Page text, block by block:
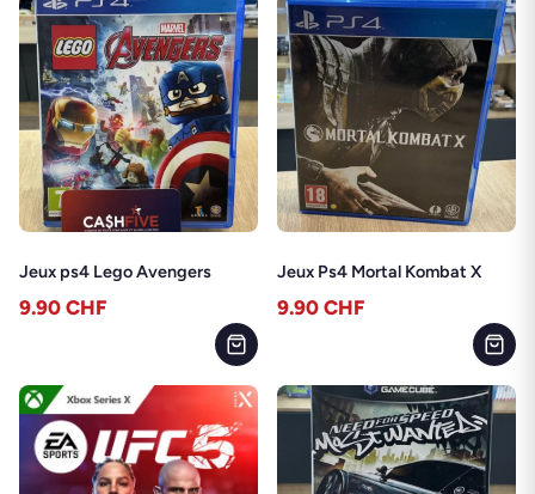
Jeux ps4 Lego Avengers
9.90 CHF
Jeux Ps4 Mortal Kombat X
9.90 CHF